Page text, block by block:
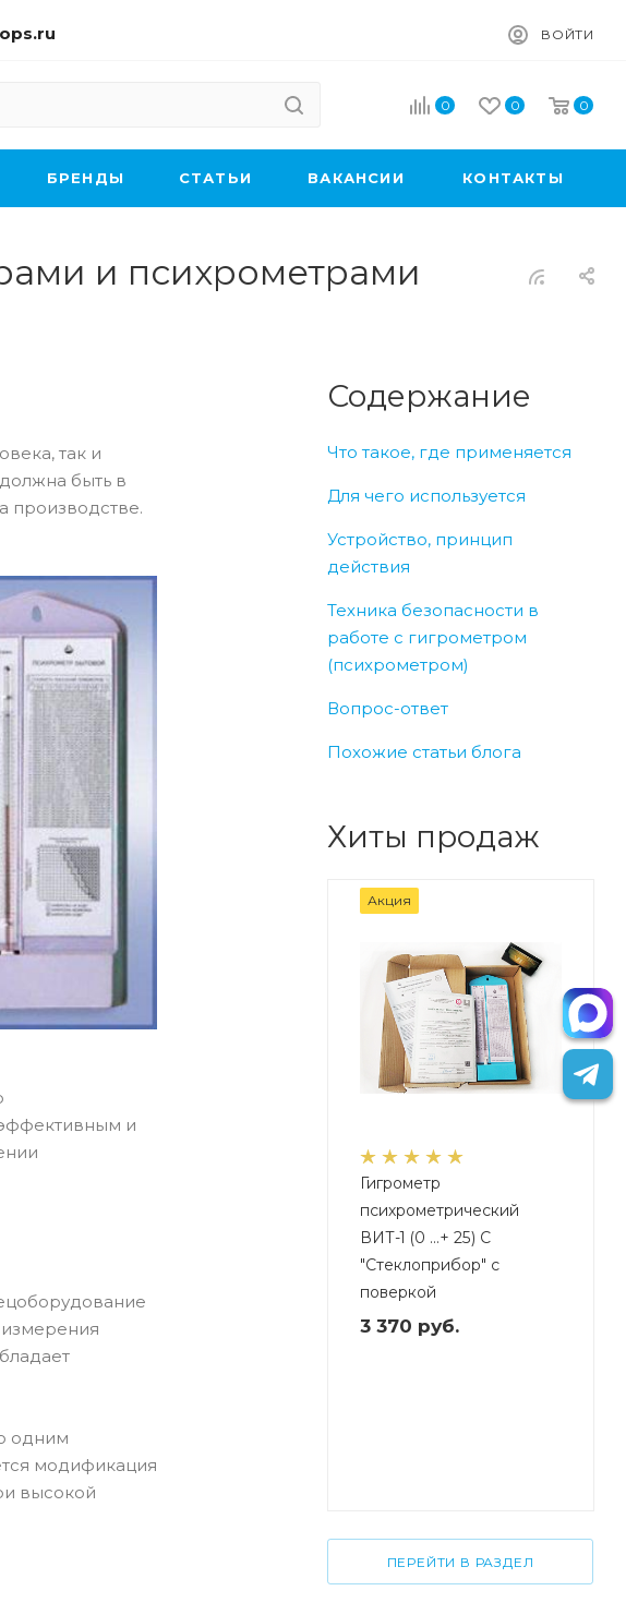
ВОЙТИ
0 0 0
БРЕНДЫ CТАТЬИ ВАКАНСИИ КОНТАКТЫ
и психрометрами
Содержание
Что такое, где применяется
Для чего используется
Устройство, принцип
действия
Техника безопасности в
работе с гигрометром
(психрометром)
Вопрос-ответ
Похожие статьи блога
Хиты продаж
Акция
Гигрометр
психрометрический
ВИТ-1 (0 …+ 25) C
"Стеклоприбор" с
поверкой
3 370 руб.
ПЕРЕЙТИ В РАЗДЕЛ
так и
быть в
производстве.
и
измерения
одним
модификация
высокой